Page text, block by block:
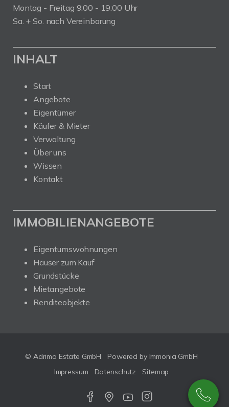
Montag - Freitag 9:00 - 19:00 Uhr
Sa. + So. nach Vereinbarung
INHALT
Start
Angebote
Eigentümer
Käufer & Mieter
Verwaltung
Über uns
Wissen
Kontakt
IMMOBILIENANGEBOTE
Eigentumswohnungen
Häuser zum Kauf
Grundstücke
Mietangebote
Renditeobjekte
© Adrimo Estate GmbH
Powered by Immonia GmbH
Impressum
Datenschutz Sitemap